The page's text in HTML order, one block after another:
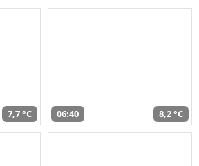
7,7 °C 06:40 8,2 °C